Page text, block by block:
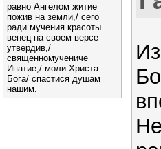
равно Ангелом житие
пожив на земли,/ сего
ради мучения красоты
венец на своем версе
утвердив,/
священномучениче
Ипатие,/ моли Христа
Бога/ спастися душам
нашим.